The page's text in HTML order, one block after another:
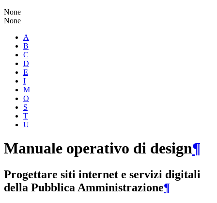
None
None
A
B
C
D
E
I
M
O
S
T
U
Manuale operativo di design¶
Progettare siti internet e servizi digitali
della Pubblica Amministrazione¶